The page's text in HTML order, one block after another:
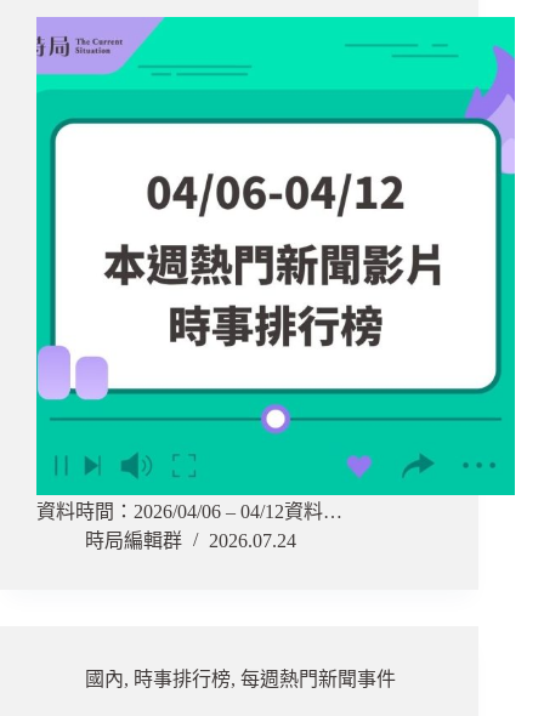
資料時間：2026/04/06 – 04/12資料…
時局編輯群
2026.07.24
國內, 時事排行榜, 每週熱門新聞事件